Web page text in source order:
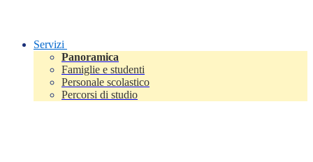
Servizi
Panoramica
Famiglie e studenti
Personale scolastico
Percorsi di studio